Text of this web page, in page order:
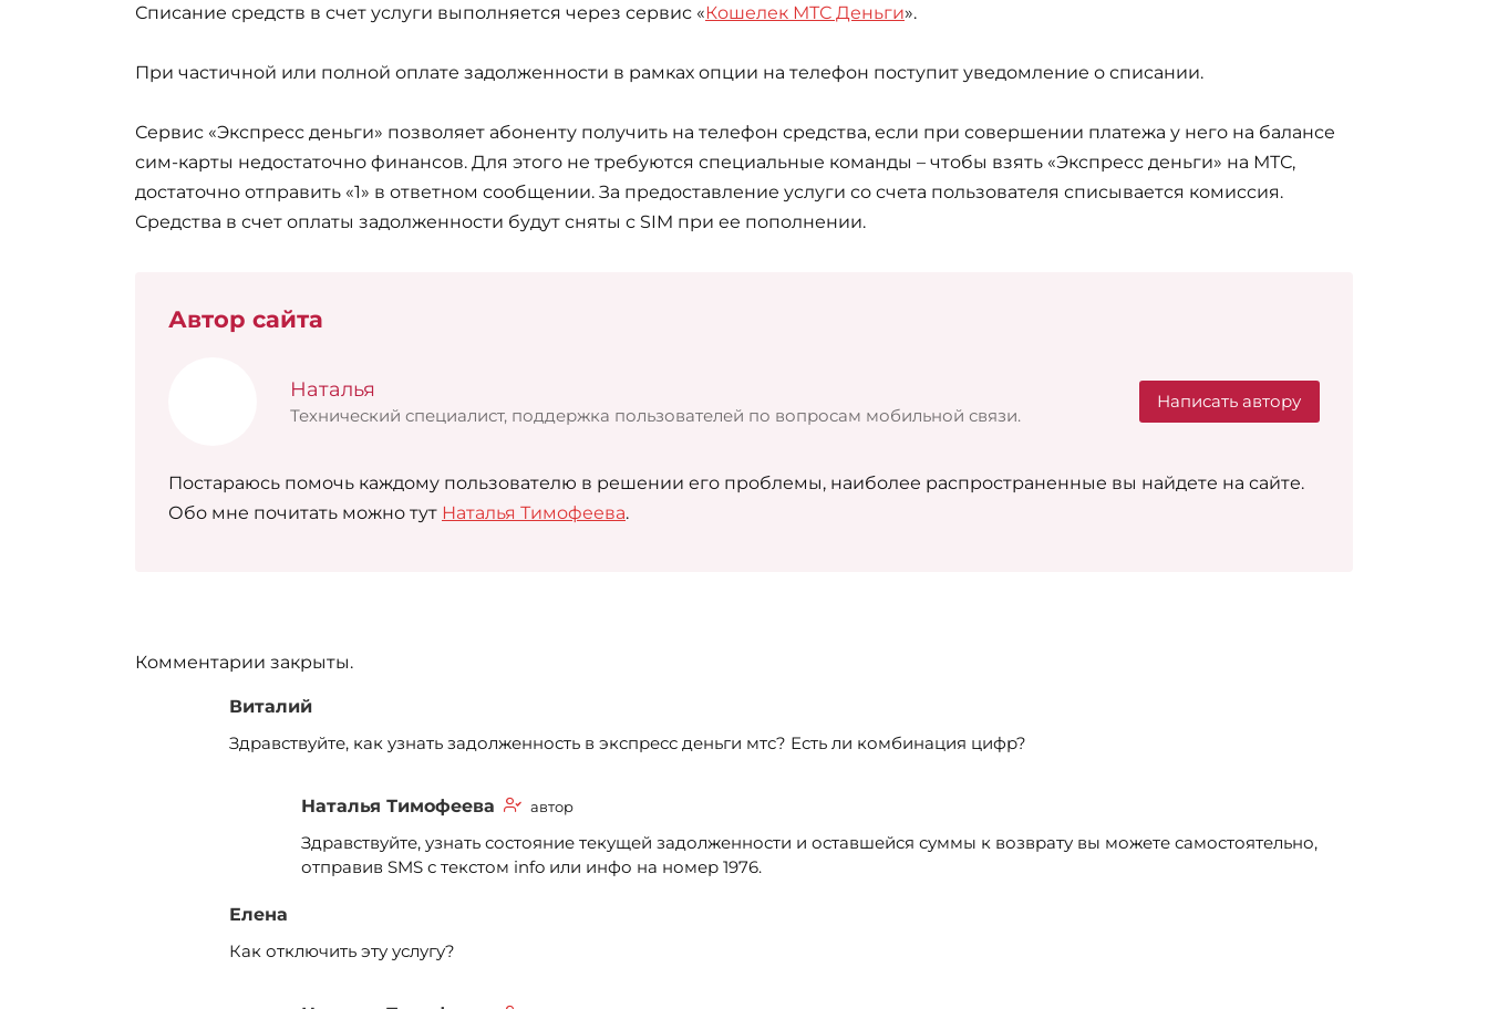
Списание средств в счет услуги выполняется через сервис «Кошелек МТС Деньги».
При частичной или полной оплате задолженности в рамках опции на телефон поступит уведомление о списании.
Сервис «Экспресс деньги» позволяет абоненту получить на телефон средства, если при совершении платежа у него на балансе
сим-карты недостаточно финансов. Для этого не требуются специальные команды – чтобы взять «Экспресс деньги» на МТС,
достаточно отправить «1» в ответном сообщении. За предоставление услуги со счета пользователя списывается комиссия.
Средства в счет оплаты задолженности будут сняты с SIM при ее пополнении.
Автор сайта
Наталья
Технический специалист, поддержка пользователей по вопросам мобильной связи.
Написать автору
Постараюсь помочь каждому пользователю в решении его проблемы, наиболее распространенные вы найдете на сайте.
Обо мне почитать можно тут Наталья Тимофеева.
Комментарии закрыты.
Виталий
Здравствуйте, как узнать задолженность в экспресс деньги мтс? Есть ли комбинация цифр?
Наталья Тимофеева автор
Здравствуйте, узнать состояние текущей задолженности и оставшейся суммы к возврату вы можете самостоятельно,
отправив SMS с текстом info или инфо на номер 1976.
Елена
Как отключить эту услугу?